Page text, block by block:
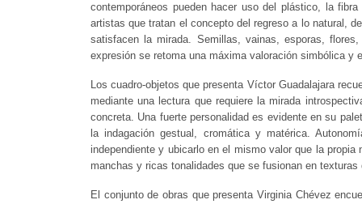
contemporáneos pueden hacer uso del plástico, la
artistas que tratan el concepto del regreso a lo natural,
satisfacen la mirada. Semillas, vainas, esporas,
expresión se retoma una máxima valoración simbólica y
Los cuadro-objetos que presenta Víctor Guadalajara
mediante una lectura que requiere la mirada
concreta. Una fuerte personalidad es evidente en su
la indagación gestual, cromática y matérica.
independiente y ubicarlo en el mismo valor que la
manchas y ricas tonalidades que se fusionan en
El conjunto de obras que presenta Virginia Chévez